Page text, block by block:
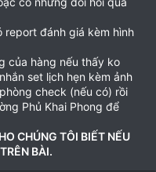
report đánh giá kèm hình
của hàng nếu thấy ko
set lịch hẹn kèm ảnh
check (nếu có) rồi
Phủ Khai Phong để
CHÚNG TÔI BIẾT NẾU
BÀI.